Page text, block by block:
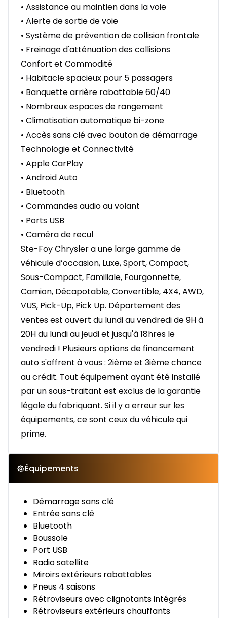
• Assistance au maintien dans la voie
• Alerte de sortie de voie
• Système de prévention de collision frontale
• Freinage d'atténuation des collisions
Confort et Commodité
• Habitacle spacieux pour 5 passagers
• Banquette arrière rabattable 60/40
• Nombreux espaces de rangement
• Climatisation automatique bi-zone
• Accès sans clé avec bouton de démarrage
Technologie et Connectivité
• Apple CarPlay
• Android Auto
• Bluetooth
• Commandes audio au volant
• Ports USB
• Caméra de recul
Ste-Foy Chrysler a une large gamme de
véhicule d’occasion, Luxe, Sport, Compact,
Sous-Compact, Familiale, Fourgonnette,
Camion, Décapotable, Convertible, 4X4, AWD,
VUS, Pick-Up, Pick Up. Département des
ventes est ouvert du lundi au vendredi de 9H à
20H du lundi au jeudi et jusqu'à 18hres le
vendredi ! Plusieurs options de financement
auto s'offrent à vous : 2ième et 3ième chance
au crédit. Tout équipement ayant été installé
par un sous-traitant est exclus de la garantie
légale du fabriquant. Si il y a erreur sur les
équipements, ce sont ceux du véhicule qui
prime.
Équipements
Démarrage sans clé
Entrée sans clé
Bluetooth
Boussole
Port USB
Radio satellite
Miroirs extérieurs rabattables
Pneus 4 saisons
Rétroviseurs avec clignotants intégrés
Rétroviseurs extérieurs chauffants